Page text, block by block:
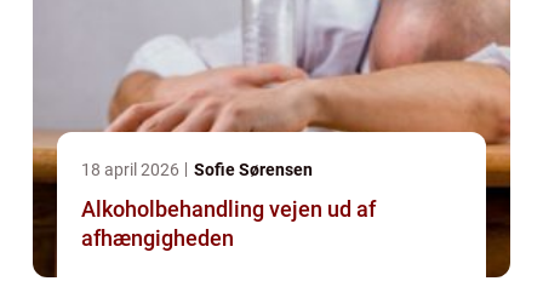
18 april 2026 Sofie Sørensen
Alkoholbehandling vejen ud af
afhængigheden